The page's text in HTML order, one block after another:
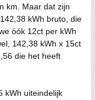
km. Maar dat zijn
kWh bruto, die
óók 12ct per kWh
142,38 kWh x 15ct
die het heeft
kWh uiteindelijk